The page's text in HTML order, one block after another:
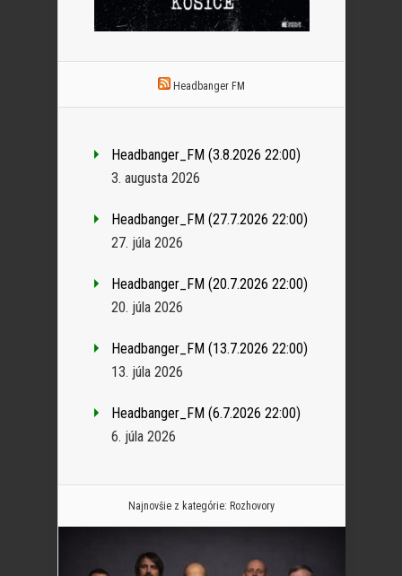
Headbanger FM
Headbanger_FM (3.8.2026 22:00)
3. augusta 2026
Headbanger_FM (27.7.2026 22:00)
27. júla 2026
Headbanger_FM (20.7.2026 22:00)
20. júla 2026
Headbanger_FM (13.7.2026 22:00)
13. júla 2026
Headbanger_FM (6.7.2026 22:00)
6. júla 2026
Najnovšie z kategórie: Rozhovory